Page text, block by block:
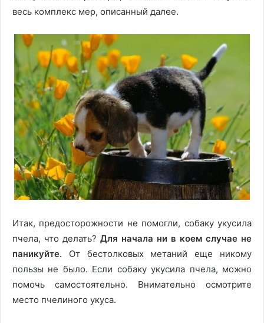
весь комплекс мер, описанный далее.
Итак, предосторожности не помогли, собаку укусила
пчела, что делать? Для начала ни в коем случае не
паникуйте. От бестолковых метаний еще никому
пользы не было. Если собаку укусила пчела, можно
помочь самостоятельно. Внимательно осмотрите
место пчелиного укуса.